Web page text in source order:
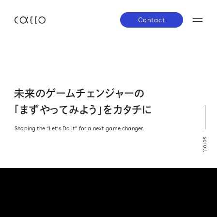
Service
株主・投資家の皆さまへ 経営方針 業績ハイ
IRライブラリー 株式について
電子公告
Contact
未来のゲームチ ェ ンジャーの
まずやってみよう 」 をカタチに
Shaping the “Let‘s Do It” for a next game changer.
scroll